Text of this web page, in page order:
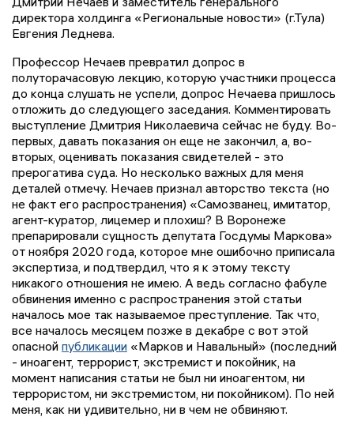
директора холдинга «Региональные новости» (г.Тула)
Евгения Леднева.
Профессор Нечаев превратил допрос в
полуторачасовую лекцию, которую участники процесса
до конца слушать не успели, допрос Нечаева пришлось
отложить до следующего заседания. Комментировать
выступление Дмитрия Николаевича сейчас не буду. Во-
первых, давать показания он еще не закончил, а, во-
вторых, оценивать показания свидетелей - это
прерогатива суда. Но несколько важных для меня
деталей отмечу. Нечаев признал авторство текста (но
не факт его распространения) «Самозванец, имитатор,
агент-куратор, лицемер и плохиш? В Воронеже
препарировали сущность депутата Госдумы Маркова»
от ноября 2020 года, которое мне ошибочно приписала
экспертиза, и подтвердил, что я к этому тексту
никакого отношения не имею. А ведь согласно фабуле
обвинения именно с распространения этой статьи
началось мое так называемое преступление. Так что,
все началось месяцем позже в декабре с вот этой
опасной публикации «Марков и Навальный» (последний
- иноагент, террорист, экстремист и покойник, на
момент написания статьи не был ни иноагентом, ни
террористом, ни экстремистом, ни покойником). По ней
меня, как ни удивительно, ни в чем не обвиняют.